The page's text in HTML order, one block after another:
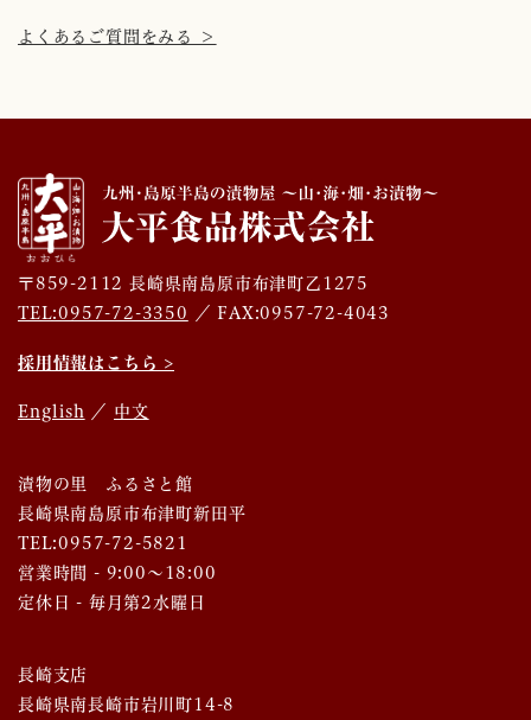
よくあるご質問をみる ＞
〒859-2112 長崎県南島原市布津町乙1275
TEL:0957-72-3350 ／ FAX:0957-72-4043
採用情報はこちら >
English ／ 中文
漬物の里 ふるさと館
長崎県南島原市布津町新田平
TEL:0957-72-5821
営業時間 - 9:00～18:00
定休日 - 毎月第2水曜日
長崎支店
長崎県南長崎市岩川町14-8